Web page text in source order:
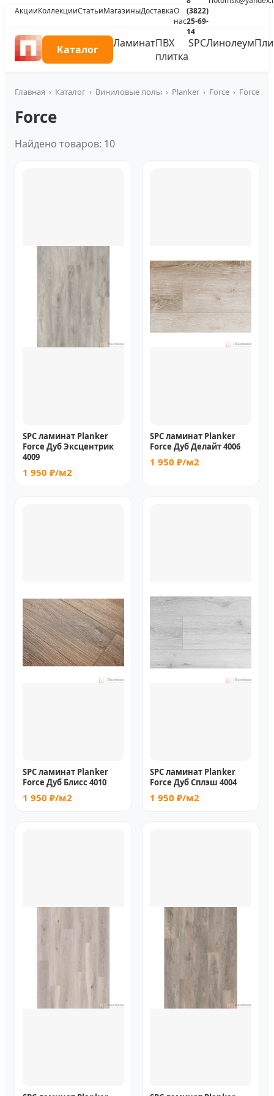
АкцииКоллекцииСтатьиМагазиныДоставкаО
нас
(3822)
25-69-
14
Каталог ЛаминатПВХ
плитка
SPCЛинолеум
Главная › Каталог › Виниловые полы › Planker › Force › Force
Force
Найдено товаров: 10
SPC ламинат Planker
Force Дуб Эксцентрик
4009
1 950 ₽/м2
SPC ламинат Planker
Force Дуб Делайт 4006
1 950 ₽/м2
SPC ламинат Planker
Force Дуб Блисс 4010
1 950 ₽/м2
SPC ламинат Planker
Force Дуб Сплэш 4004
1 950 ₽/м2